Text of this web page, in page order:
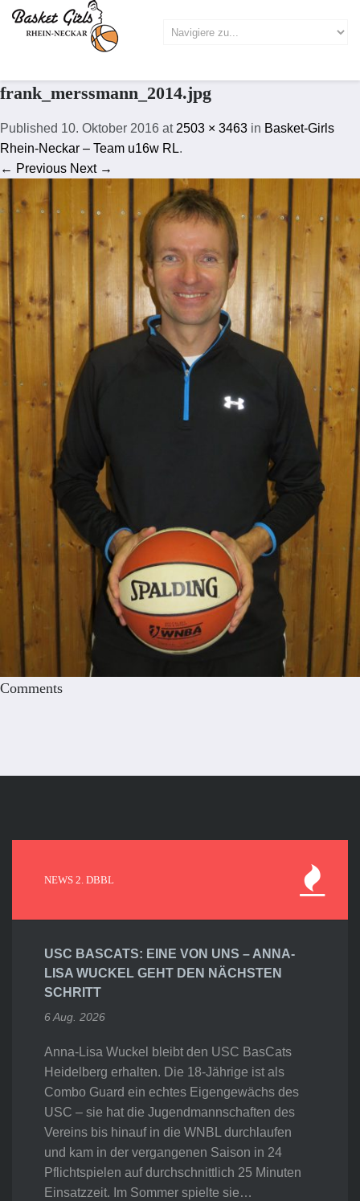
frank_merssmann_2014.jpg
Published 10. Oktober 2016 at 2503 × 3463 in Basket-Girls
Rhein-Neckar – Team u16w RL.
← Previous Next →
Comments
NEWS 2. DBBL
USC BASCATS: EINE VON UNS – ANNA-
LISA WUCKEL GEHT DEN NÄCHSTEN
SCHRITT
6 Aug. 2026
Anna-Lisa Wuckel bleibt den USC BasCats
Heidelberg erhalten. Die 18-Jährige ist als
Combo Guard ein echtes Eigengewächs des
USC – sie hat die Jugendmannschaften des
Vereins bis hinauf in die WNBL durchlaufen
und kam in der vergangenen Saison in 24
Pflichtspielen auf durchschnittlich 25 Minuten
Einsatzzeit. Im Sommer spielte sie…